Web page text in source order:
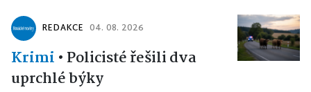
REDAKCE 04. 08. 2026
Krimi • Policisté řešili dva
uprchlé býky